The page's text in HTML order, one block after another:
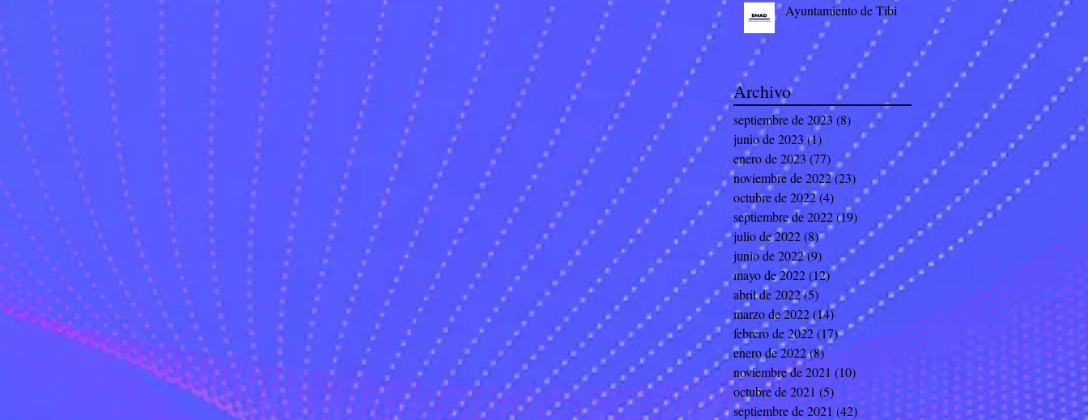
Ayuntamiento de Tibi
Archivo
septiembre de 2023 (8) 8 entradas
junio de 2023 (1) 1 entrada
enero de 2023 (77) 77 entradas
noviembre de 2022(23) 23 entradas
octubre de 2022(4) 4 entradas
septiembre de 2022(19) 19 entradas
julio de 2022(8)8 entradas
junio de 2022(9) 9 entradas
mayo de 2022(12)12 entradas
abril de 2022(5) 5 entradas
marzo de 2022(14)14 entradas
febrero de 2022(17)17 entradas
enero de 2022(8)8 entradas
noviembre de 2021 (10)
octubre de 2021 (5)
septiembre de 2021 (42)42 entradas